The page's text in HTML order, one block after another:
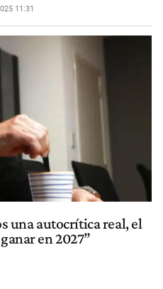
11:31
una autocrítica real, el
en 2027”